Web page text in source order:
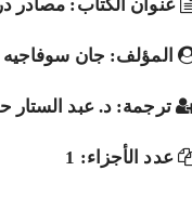
عنوان الكتاب: مصادر
المؤلف: جان سوفاجيه
ترجمة: د. عبد الستار
عدد الأجزاء: 1